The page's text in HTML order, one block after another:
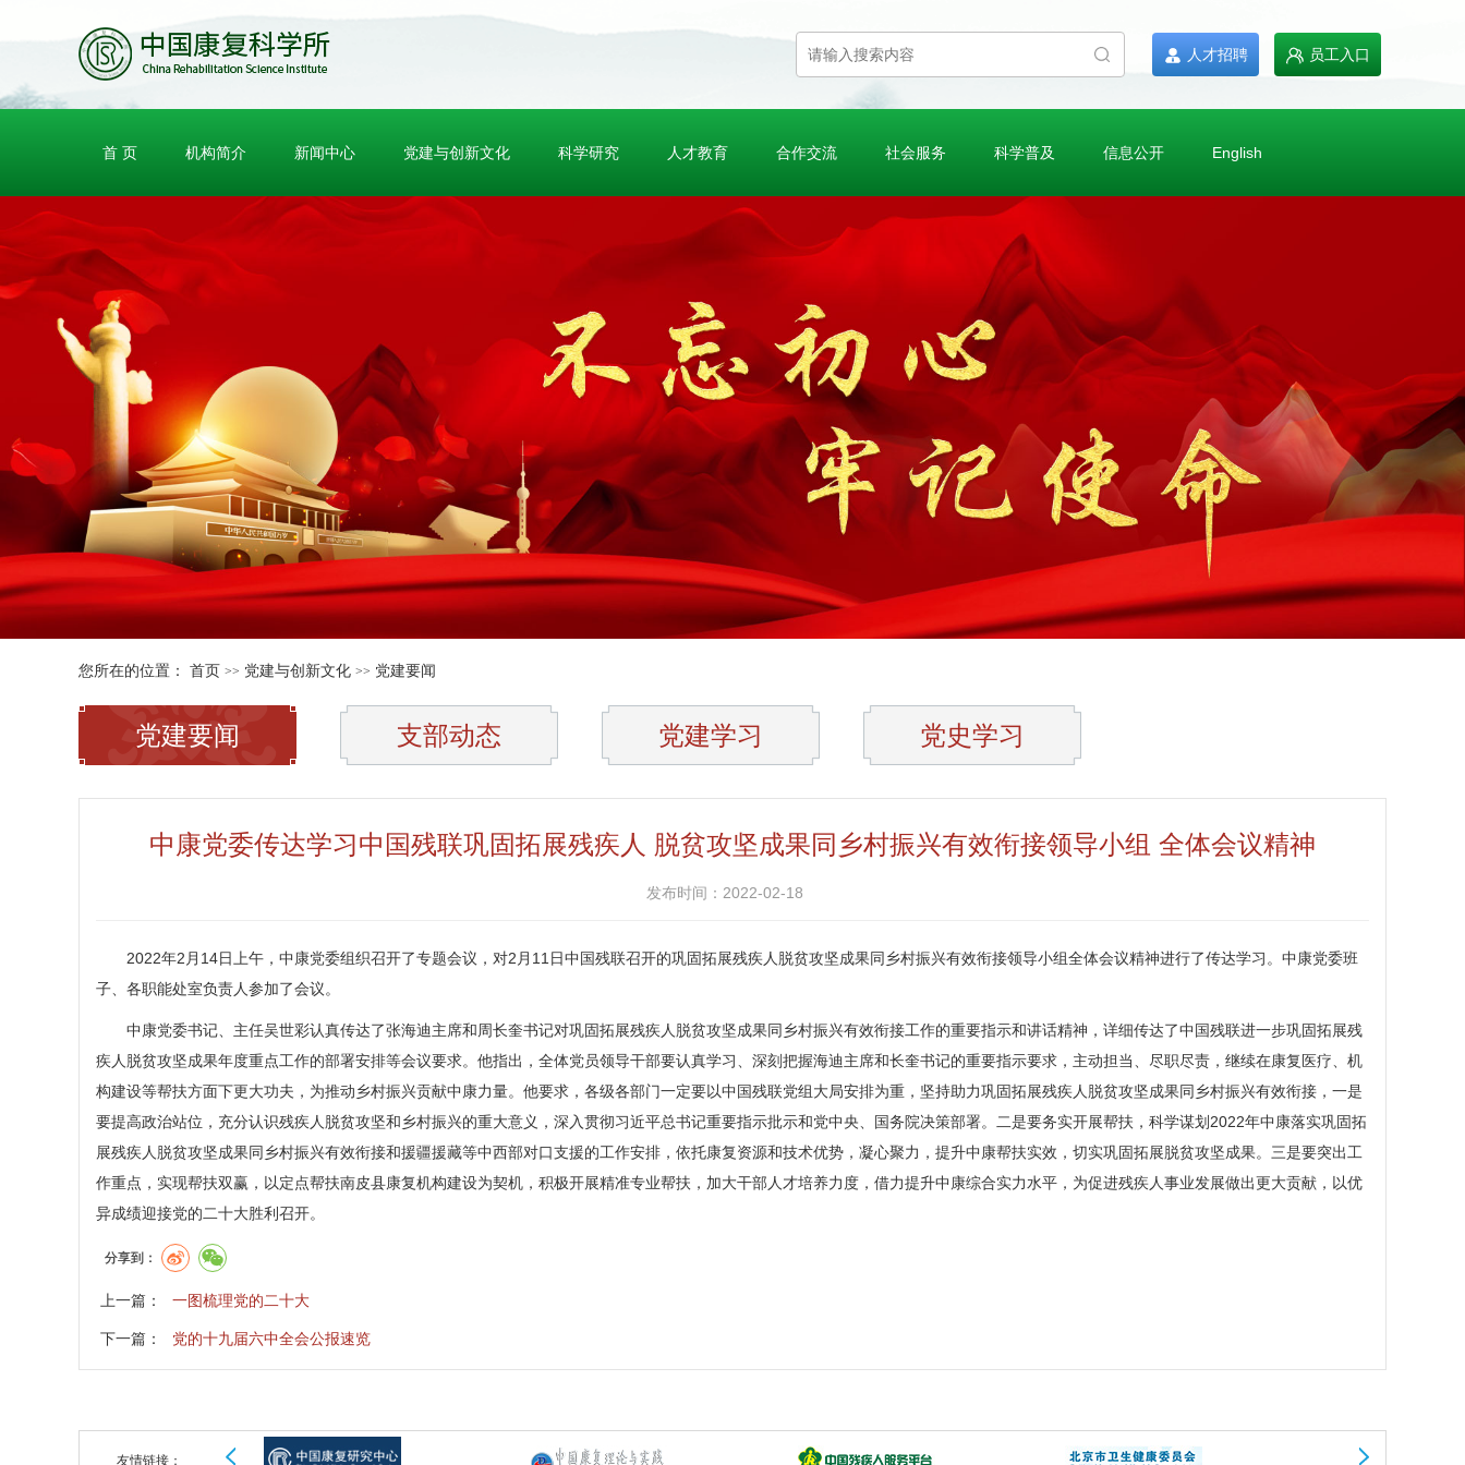
人才招聘 员工入口
首 页 机构简介 新闻中心 党建与创新文化 科学研究 人才教育 合作交流 社会服务 科学普及 信息公开 English
您所在的位置： 首页 >> 党建与创新文化 >> 党建要闻
党建要闻 支部动态 党建学习 党史学习
中康党委传达学习中国残联巩固拓展残疾人 脱贫攻坚成果同乡村振兴有效衔接领导小组 全体会议精神
发布时间：2022-02-18
2022年2月14日上午，中康党委组织召开了专题会议，对2月11日中国残联召开的巩固拓展残疾人脱贫攻坚成果同乡村振兴有效衔接领导小组全体会议精神进行了传达学习。中康党委班
子、各职能处室负责人参加了会议。
中康党委书记、主任吴世彩认真传达了张海迪主席和周长奎书记对巩固拓展残疾人脱贫攻坚成果同乡村振兴有效衔接工作的重要指示和讲话精神，详细传达了中国残联进一步巩固拓展残
疾人脱贫攻坚成果年度重点工作的部署安排等会议要求。他指出，全体党员领导干部要认真学习、深刻把握海迪主席和长奎书记的重要指示要求，主动担当、尽职尽责，继续在康复医疗、机
构建设等帮扶方面下更大功夫，为推动乡村振兴贡献中康力量。他要求，各级各部门一定要以中国残联党组大局安排为重，坚持助力巩固拓展残疾人脱贫攻坚成果同乡村振兴有效衔接，一是
要提高政治站位，充分认识残疾人脱贫攻坚和乡村振兴的重大意义，深入贯彻习近平总书记重要指示批示和党中央、国务院决策部署。二是要务实开展帮扶，科学谋划2022年中康落实巩固拓
展残疾人脱贫攻坚成果同乡村振兴有效衔接和援疆援藏等中西部对口支援的工作安排，依托康复资源和技术优势，凝心聚力，提升中康帮扶实效，切实巩固拓展脱贫攻坚成果。三是要突出工
作重点，实现帮扶双赢，以定点帮扶南皮县康复机构建设为契机，积极开展精准专业帮扶，加大干部人才培养力度，借力提升中康综合实力水平，为促进残疾人事业发展做出更大贡献，以优
异成绩迎接党的二十大胜利召开。
分享到：
上一篇： 一图梳理党的二十大
下一篇： 党的十九届六中全会公报速览
友情链接：